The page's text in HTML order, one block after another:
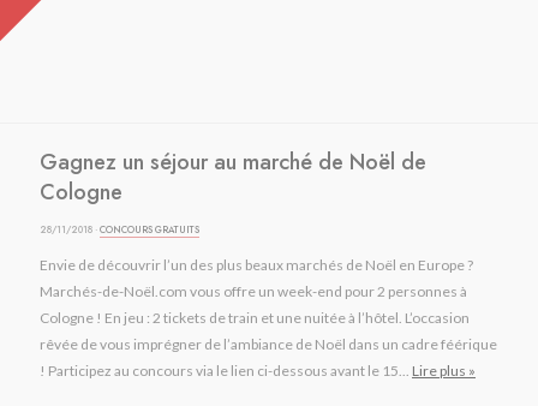
Gagnez un séjour au marché de Noël de
Cologne
28/11/2018 ·CONCOURS GRATUITS
Envie de découvrir l’un des plus beaux marchés de Noël en Europe ?
Marchés-de-Noël.com vous offre un week-end pour 2 personnes à
Cologne ! En jeu : 2 tickets de train et une nuitée à l’hôtel. L’occasion
rêvée de vous imprégner de l’ambiance de Noël dans un cadre féérique
! Participez au concours via le lien ci-dessous avant le 15... Lire plus »